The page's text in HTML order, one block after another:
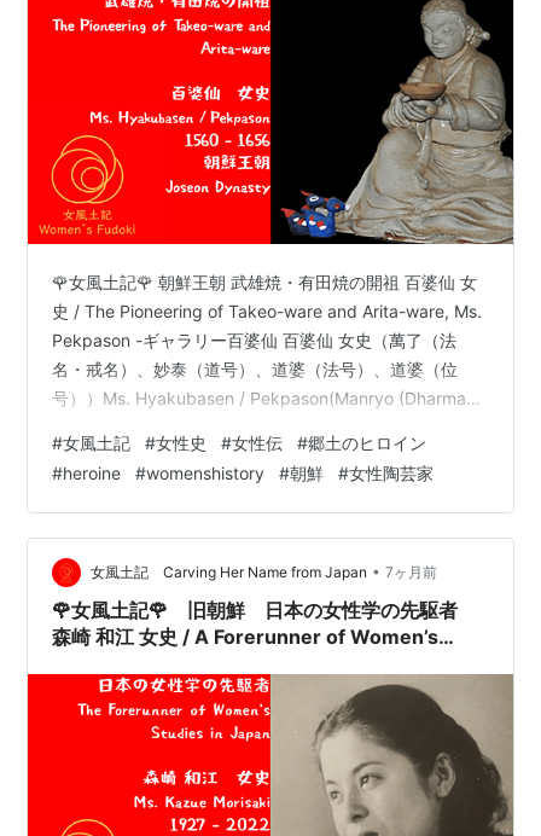
支配が続く。1948年、大韓民国および朝鮮民主主義人
民共和国が成立。1950年から朝鮮戦争が勃発。1953年
休戦協定が成立し休戦状態のまま現在に至る。
🌹女風土記🌹 朝鮮王朝 武雄焼・有田焼の開祖 百婆仙 女
史 / The Pioneering of Takeo-ware and Arita-ware, Ms.
Pekpason -ギャラリー百婆仙 百婆仙 女史（萬了（法
名・戒名）、妙泰（道号）、道婆（法号）、道婆（位
号））Ms. Hyakubasen / Pekpason(Manryo (Dharma
(Dharma name), Doba (Initial name))1560 - 1656朝鮮王
朝 慶尚南道金海郡 生誕Born in Gimh…
#女風土記 #女性史 #女性伝 #郷土のヒロイン
#heroine #womenshistory #朝鮮 #女性陶芸家
女風土記 Carving Her Name from Japan • 7ヶ月前
🌹女風土記🌹 旧朝鮮 日本の女性学の先駆者
森崎 和江 女史 / A Forerunner of Women’s